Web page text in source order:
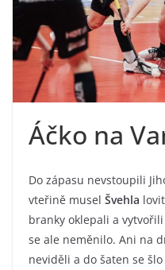
Áčko na
Do zápasu nevstoupili
vteřině musel Švehla
branky oklepali a
se ale neměnilo. Ani na
neviděli a do šaten se